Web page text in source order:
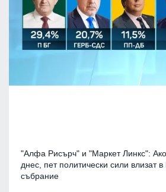
"Алфа Рисърч" и "Маркет Линкс":
днес, пет политически сили влизат
събрание